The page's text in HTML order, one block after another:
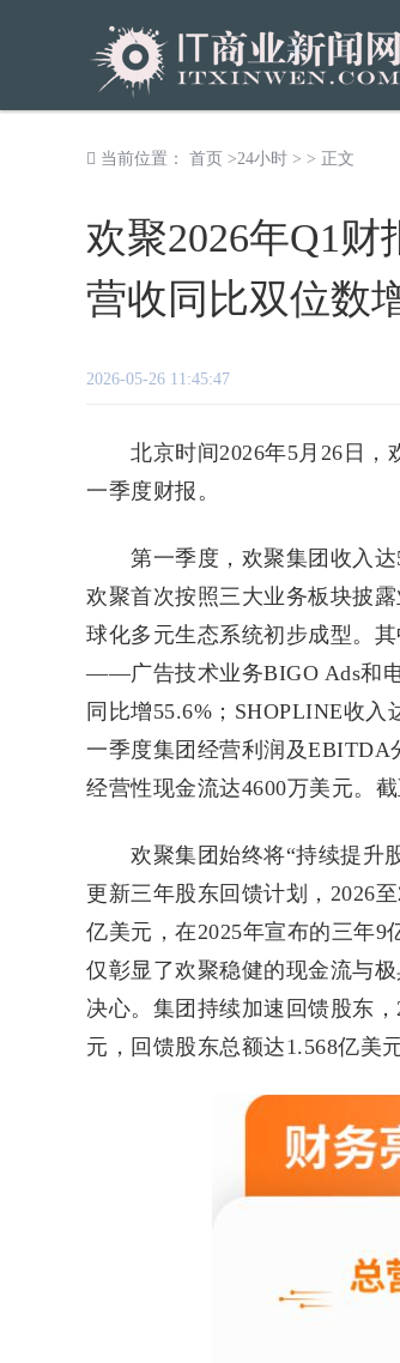
当前位置： 首页 >24小时 > > 正文
欢聚2026年Q1
营收同比双位数
2026-05-26 11:45:47
北京时间2026年5月26日，欢
一季度财报。
第一季度，欢聚集团收入达
欢聚首次按照三大业务板块披
球化多元生态系统初步成型。
——广告技术业务BIGO Ads和电
同比增55.6%；SHOPLINE收
一季度集团经营利润及EBITDA
经营性现金流达4600万美元。
欢聚集团始终将“持续提升股
更新三年股东回馈计划，2026
亿美元，在2025年宣布的三年
仅彰显了欢聚稳健的现金流与
决心。集团持续加速回馈股东
元，回馈股东总额达1.568亿美元